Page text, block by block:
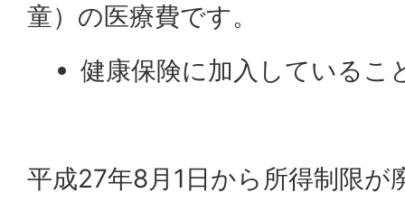
童）の医療費です。
健康保険に加入しているこ
平成27年8月1日から所得制限が